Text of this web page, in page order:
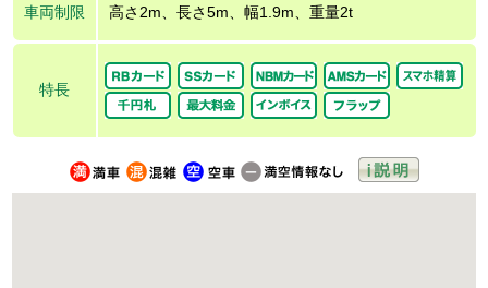
車両制限 高さ2m、長さ5m、幅1.9m、重量2t
特長